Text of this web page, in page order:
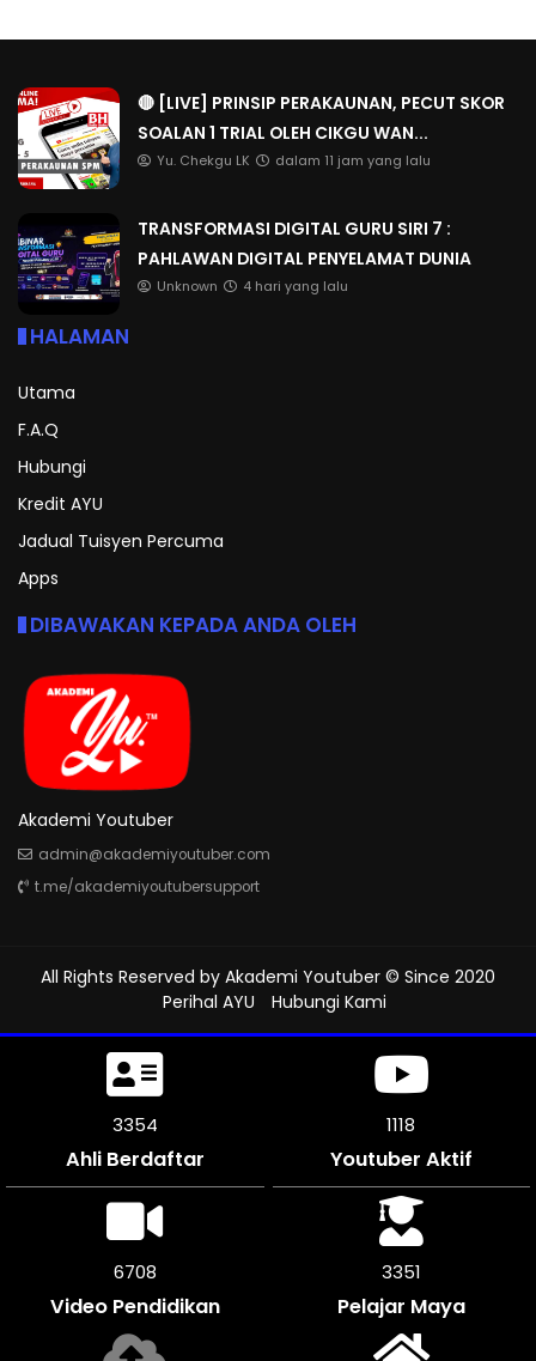
🔴 [LIVE] PRINSIP PERAKAUNAN, PECUT SKOR
SOALAN 1 TRIAL OLEH CIKGU WAN...
Yu. Chekgu LK dalam 11 jam yang lalu
TRANSFORMASI DIGITAL GURU SIRI 7 :
PAHLAWAN DIGITAL PENYELAMAT DUNIA
Unknown 4 hari yang lalu
HALAMAN
Utama
F.A.Q
Hubungi
Kredit AYU
Jadual Tuisyen Percuma
Apps
DIBAWAKAN KEPADA ANDA OLEH
Akademi Youtuber
admin@akademiyoutuber.com
t.me/akademiyoutubersupport
All Rights Reserved by Akademi Youtuber © Since 2020
Perihal AYU
Hubungi Kami
3753
Ahli Berdaftar
1251
Youtuber Aktif
7500
Video Pendidikan
3750
Pelajar Maya